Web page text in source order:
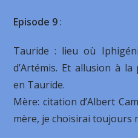
Episode 9:
Tauride : lieu où
d’Artémis. Et allusion à la
en Tauride.
Mère: citation d’Albert
mère, je choisirai toujours